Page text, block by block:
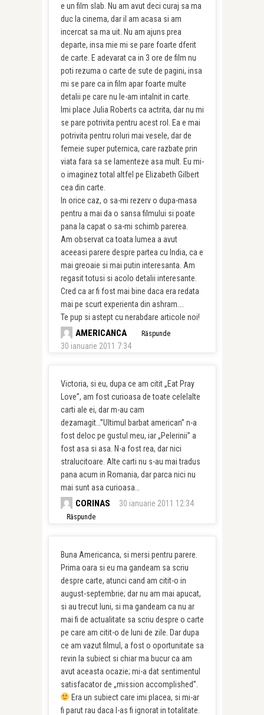
e un film slab. Nu am avut deci curaj sa ma
duc la cinema, dar il am acasa si am
incercat sa ma uit. Nu am ajuns prea
departe, insa mie mi se pare foarte dferit
de carte. E adevarat ca in 3 ore de film nu
poti rezuma o carte de sute de pagini, insa
mi se pare ca in film apar foarte multe
detalii pe care nu le-am intalnit in carte.
Imi place Julia Roberts ca actrita, dar nu mi
se pare potrivita pentru acest rol. Ea e mai
potrivita pentru roluri mai vesele, dar de
femeie super puternica, care razbate prin
viata fara sa se lamenteze asa mult. Eu mi-
o imaginez total altfel pe Elizabeth Gilbert
cea din carte.
In orice caz, o sa-mi rezerv o dupa-masa
pentru a mai da o sansa filmului si poate
pana la capat o sa-mi schimb parerea.
Am observat ca toata lumea a avut
aceeasi parere despre partea cu India, ca e
mai greoaie si mai putin interesanta. Am
regasit totusi si acolo detalii interesante.
Cred ca ar fi fost mai bine daca era redata
mai pe scurt experienta din ashram….
Te pup si astept cu nerabdare articole noi!
AMERICANCA
30 ianuarie 2011 7:34
Răspunde
Victoria, si eu, dupa ce am citit „Eat Pray
Love”, am fost curioasa de toate celelalte
carti ale ei, dar m-au cam
dezamagit…”Ultimul barbat american” n-a
fost deloc pe gustul meu, iar „Pelerinii” a
fost asa si asa. N-a fost rea, dar nici
stralucitoare. Alte carti nu s-au mai tradus
pana acum in Romania, dar parca nici nu
mai sunt asa curioasa…
CORINAS 30 ianuarie 2011 12:34
Răspunde
Buna Americanca, si mersi pentru parere.
Prima oara si eu ma gandeam sa scriu
despre carte, atunci cand am citit-o in
august-septembrie; dar nu am mai apucat,
si au trecut luni, si ma gandeam ca nu ar
mai fi de actualitate sa scriu despre o carte
pe care am citit-o de luni de zile. Dar dupa
ce am vazut filmul, a fost o oportunitate sa
revin la subiect si chiar ma bucur ca am
avut aceasta ocazie; mi-a dat sentimentul
satisfacator de „mission accomplished”.
Era un subiect care imi placea, si mi-ar
fi parut rau daca l-as fi ignorat in totalitate.